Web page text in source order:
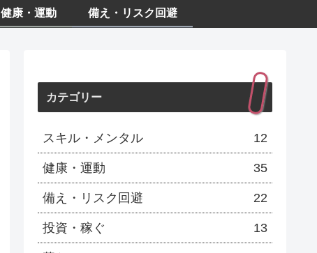
健康・運動 備え・リスク回避
カテゴリー
スキル・メンタル 12
健康・運動 35
備え・リスク回避 22
投資・稼ぐ 13